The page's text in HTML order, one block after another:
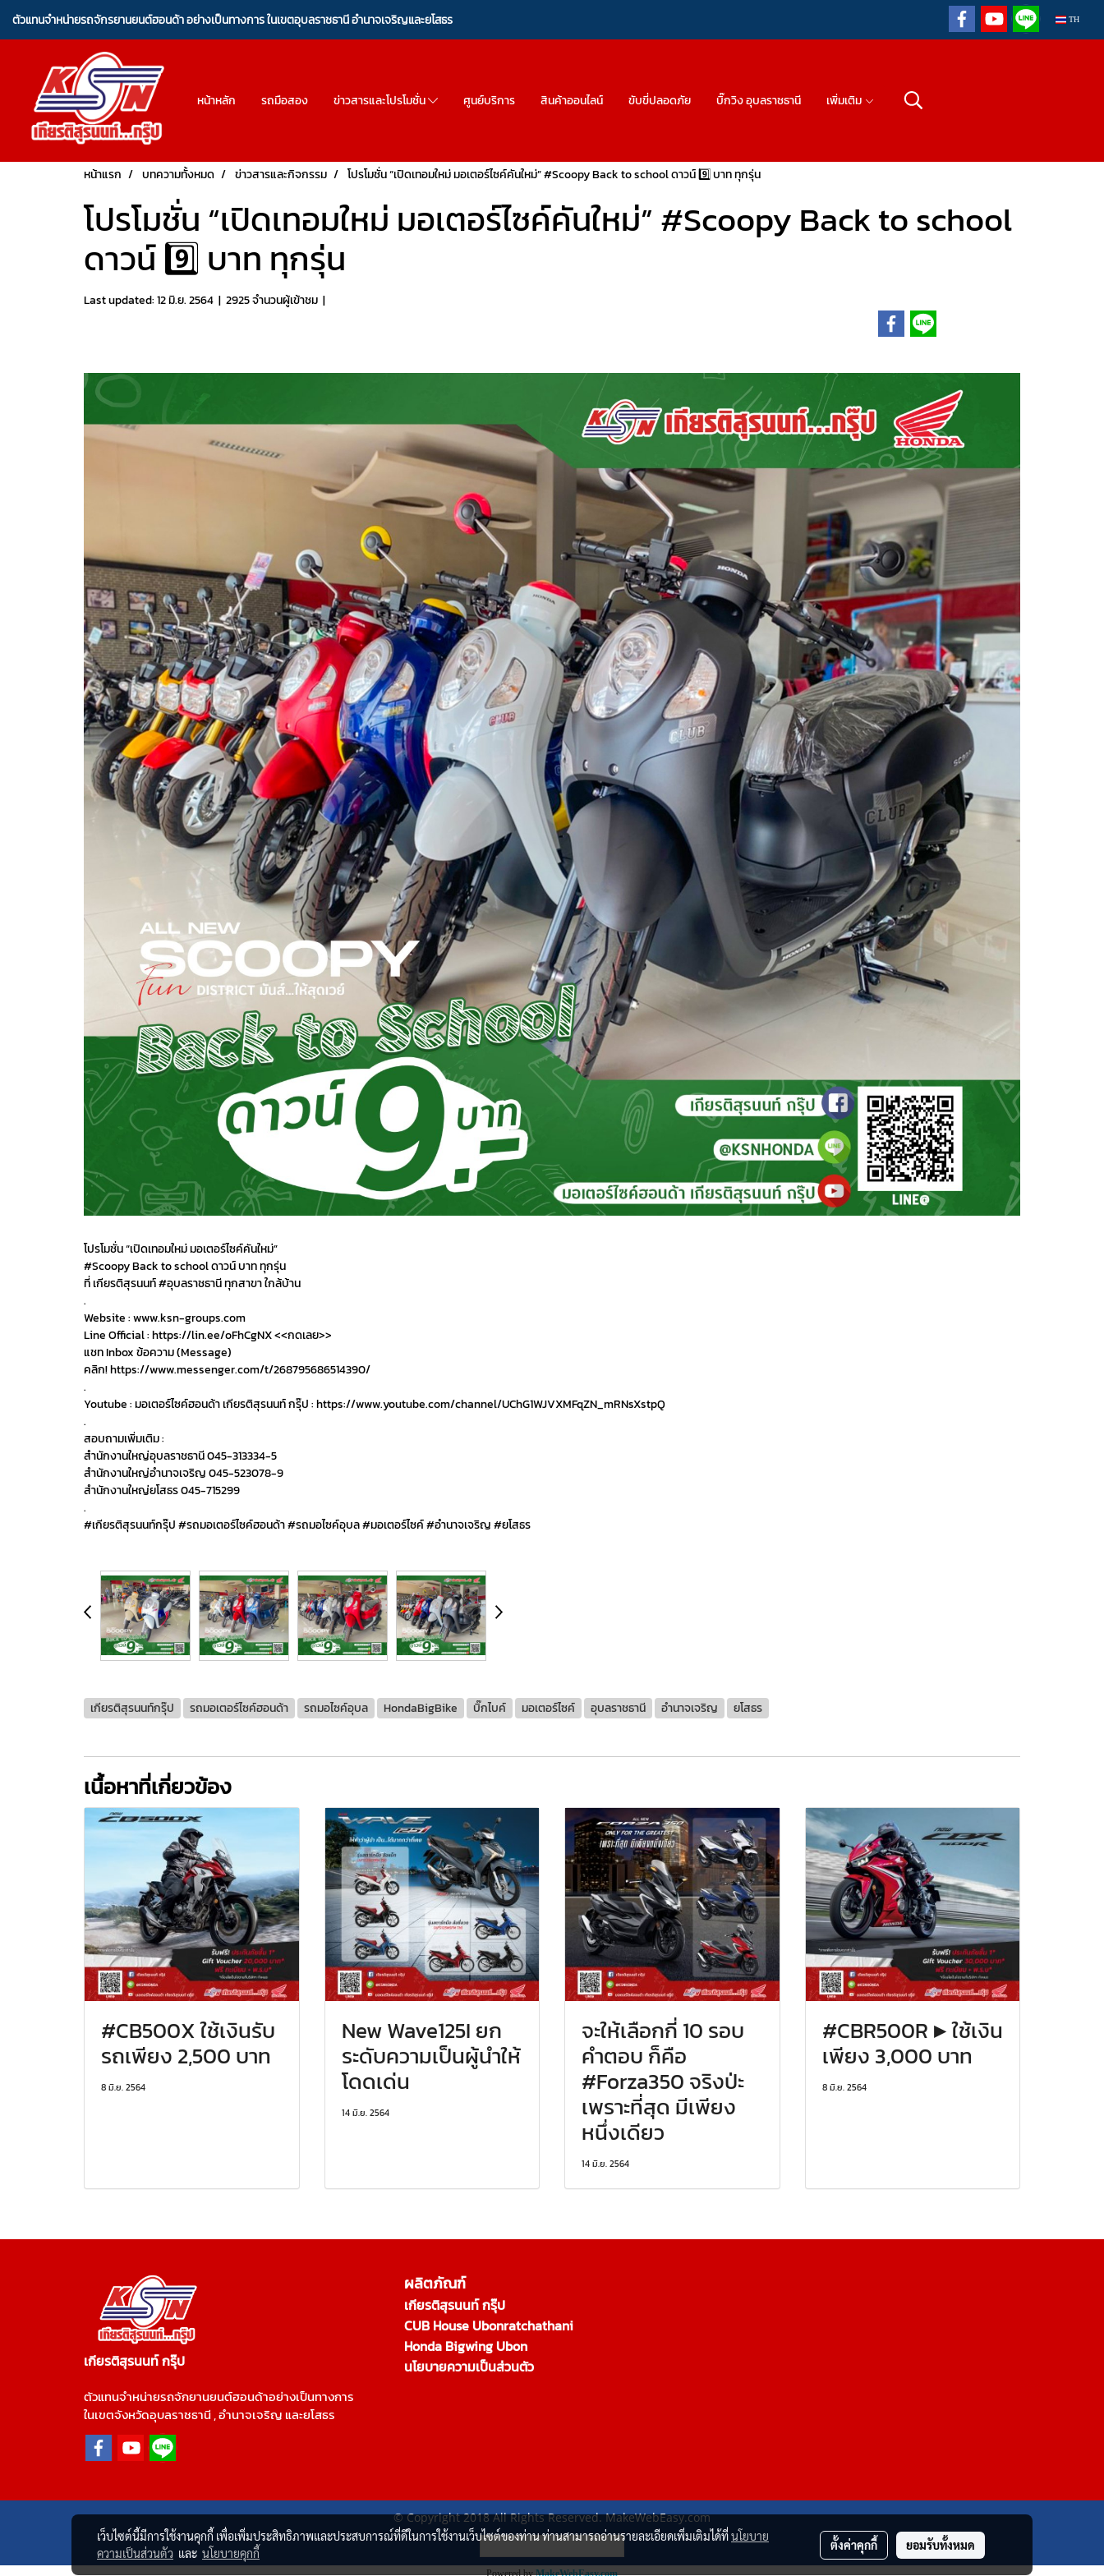
ตัวแทนจำหน่ายรถจักรยานยนต์ฮอนด้า อย่างเป็นทางการ ในเขตอุบลราชธานี อำนาจเจริญและยโสธร TH
หน้าหลัก รถมือสอง ข่าวสารและโปรโมชั่น ศูนย์บริการ สินค้าออนไลน์ ขับขี่ปลอดภัย บิ๊กวิง อุบลราชธานี เพิ่มเติม
หน้าแรก บทความทั้งหมด ข่าวสารและกิจกรรม โปรโมชั่น “เปิดเทอมใหม่ มอเตอร์ไซค์คันใหม่” #Scoopy Back to school ดาวน์ 9️⃣ บาท ทุกรุ่น
โปรโมชั่น “เปิดเทอมใหม่ มอเตอร์ไซค์คันใหม่” #Scoopy Back to school
ดาวน์ 9️⃣ บาท ทุกรุ่น
Last updated: 12 มิ.ย. 2564 | 2925 จำนวนผู้เข้าชม |
โปรโมชั่น “เปิดเทอมใหม่ มอเตอร์ไซค์คันใหม่”
#Scoopy Back to school ดาวน์ บาท ทุกรุ่น
ที่ เกียรติสุรนนท์ #อุบลราชธานี ทุกสาขา ใกล้บ้าน
.
Website : www.ksn-groups.com
Line Official : https://lin.ee/oFhCgNX <<กดเลย>>
แชท Inbox ข้อความ (Message)
คลิก! https://www.messenger.com/t/268795686514390/
.
Youtube : มอเตอร์ไซค์ฮอนด้า เกียรติสุรนนท์ กรุ๊ป : https://www.youtube.com/channel/UChG1WJVXMFqZN_mRNsXstpQ
.
สอบถามเพิ่มเติม :
สำนักงานใหญ่อุบลราชธานี 045-313334-5
สำนักงานใหญ่อำนาจเจริญ 045-523078-9
สำนักงานใหญ่ยโสธร 045-715299
.
#เกียรติสุรนนท์กรุ๊ป #รถมอเตอร์ไซค์ฮอนด้า #รถมอไซค์อุบล #มอเตอร์ไซค์ #อำนาจเจริญ #ยโสธร
เกียรติสุรนนท์กรุ๊ป รถมอเตอร์ไซค์ฮอนด้า รถมอไซค์อุบล HondaBigBike บิ๊กไบค์ มอเตอร์ไซค์ อุบลราชธานี อำนาจเจริญ ยโสธร
เนื้อหาที่เกี่ยวข้อง
#CB500X ใช้เงินรับ
รถเพียง 2,500 บาท
8 มิ.ย. 2564
New Wave125I ยก
ระดับความเป็นผู้นำให้
โดดเด่น
14 มิ.ย. 2564
จะให้เลือกกี่ 10 รอบ
คำตอบ ก็คือ
#Forza350 จริงป่ะ
เพราะที่สุด มีเพียง
หนึ่งเดียว
14 มิ.ย. 2564
#CBR500R ▶️ ใช้เงิน
เพียง 3,000 บาท
8 มิ.ย. 2564
เกียรติสุรนนท์ กรุ๊ป
ตัวแทนจำหน่ายรถจักยานยนต์ฮอนด้าอย่างเป็นทางการ
ในเขตจังหวัดอุบลราชธานี , อำนาจเจริญ และยโสธร
ผลิตภัณฑ์
เกียรติสุรนนท์ กรุ๊ป
CUB House Ubonratchathani
Honda Bigwing Ubon
นโยบายความเป็นส่วนตัว
© Copyright 2018 All Rights Reserved. MakeWebEasy.com
ผู้เข้าชมวันนี้
841
Powered byMakeWebEasy.com
เว็บไซต์นี้มีการใช้งานคุกกี้ เพื่อเพิ่มประสิทธิภาพและประสบการณ์ที่ดีในการใช้งานเว็บไซต์ของท่าน ท่านสามารถอ่านรายละเอียดเพิ่มเติมได้ที่นโยบาย
ความเป็นส่วนตัว และ นโยบายคุกกี้
ตั้งค่าคุกกี้ ยอมรับทั้งหมด